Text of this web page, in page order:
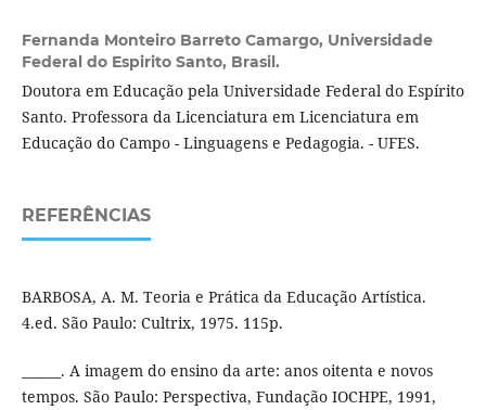
Fernanda Monteiro Barreto Camargo, Universidade
Federal do Espirito Santo, Brasil.
Doutora em Educação pela Universidade Federal do Espírito
Santo. Professora da Licenciatura em Licenciatura em
Educação do Campo - Linguagens e Pedagogia. - UFES.
REFERÊNCIAS
BARBOSA, A. M. Teoria e Prática da Educação Artística.
4.ed. São Paulo: Cultrix, 1975. 115p.
______. A imagem do ensino da arte: anos oitenta e novos
tempos. São Paulo: Perspectiva, Fundação IOCHPE, 1991,